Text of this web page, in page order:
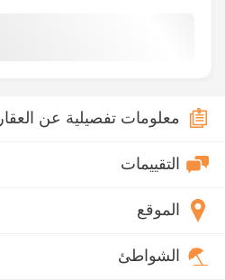
معلومات تفصيلية عن العقار
التقييمات
الموقع
الشواطئ